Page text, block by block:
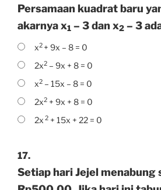
Persamaan kuadrat baru
akarnya x1 – 3 dan x2 – 3
x2 + 9x – 8 = 0
2x2– 9x + 8 = 0
x2– 15x – 8 = 0
2x2+ 9x + 8 = 0
2x 2+ 15x + 22 = 0
17.
Setiap hari Jejel menabung